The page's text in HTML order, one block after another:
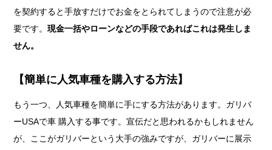
を契約すると手放すだけでお金をとられてしまうので注意が必
要です。現金一括やローンなどの手段であればこれは発生しま
せん。
【簡単に人気車種を購入する方法】
もう一つ、人気車種を簡単に手にする方法があります。ガリバ
ーUSAで車 購入する事です。宣伝だと思われるかもしれません
が、ここがガリバーという大手の強みですが、ガリバーに展示